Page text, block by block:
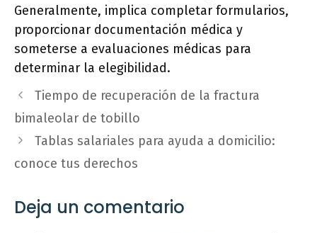
Generalmente, implica completar formularios,
proporcionar documentación médica y
someterse a evaluaciones médicas para
determinar la elegibilidad.
Tiempo de recuperación de la fractura
bimaleolar de tobillo
Tablas salariales para ayuda a domicilio:
conoce tus derechos
Deja un comentario